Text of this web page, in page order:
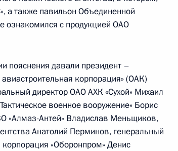
в структуре МВД
а также павильон Объединенной
ознакомился с продукцией ОАО
пояснения давали президент –
корпорация» (ОАК)
директор ОАО АХК «Сухой» Михаил
военное вооружение» Борис
«Алмаз-Антей» Владислав Меньщиков,
Анатолий Перминов, генеральный
«Оборонпром» Денис